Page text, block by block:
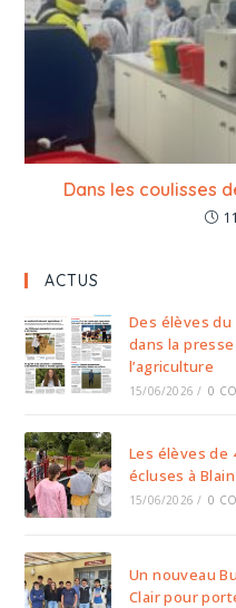
Dans les coulisses
ACTUS
Des élèves du
dans la
l’agriculture
15/06/2026 / 0
Les élèves de
écluses à Blain
15/06/2026 / 0
Un nouveau
Clair pour